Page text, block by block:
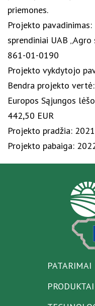
priemones.
Projekto
sprendiniai UAB
861-01-0190
Projekto vykdytojo
Bendra projekto
Europos Sąjungos
442,50 EUR
Projekto pradžia:
Projekto pabaiga:
PATARIMAI
PRODUKTAI